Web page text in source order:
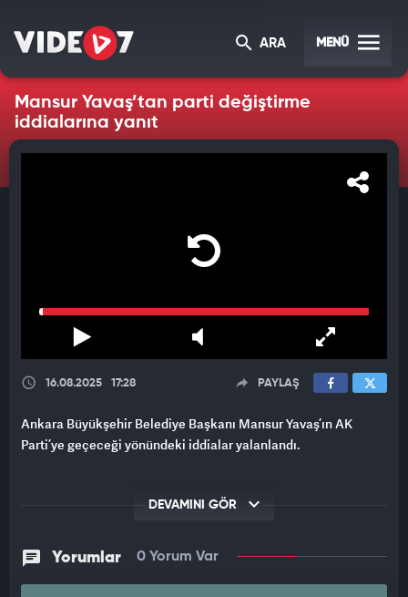
ARA MENÜ
Mansur Yavaş’tan parti değiştirme
iddialarına yanıt
16.08.2025 17:28 PAYLAŞ
Ankara Büyükşehir Belediye Başkanı Mansur Yavaş’ın AK
Parti’ye geçeceği yönündeki iddialar yalanlandı.
DEVAMINI GÖR
Yorumlar 0 Yorum Var